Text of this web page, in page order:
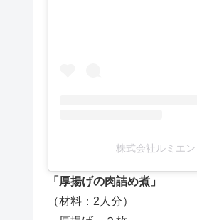
株式会社ルミエ
「厚揚げの肉詰め煮」
（材料：2人分）